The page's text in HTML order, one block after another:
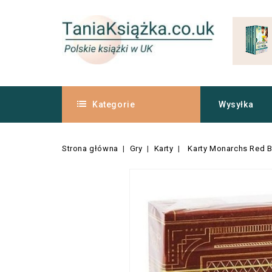
Kategorie Wysyłka
Strona główna Gry Karty Karty Monarchs Red